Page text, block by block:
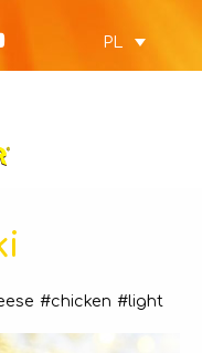
PL
#chicken #light